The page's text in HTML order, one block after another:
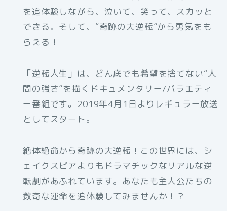
を追体験しながら、泣いて、笑って、スカッと
できる。そして、“奇跡の大逆転”から勇気をも
らえる！
「逆転人生」は、どん底でも希望を捨てない“人
間の強さ”を描くドキュメンタリー/バラエティ
ー番組です。2019年4月1日よりレギュラー放送
としてスタート。
絶体絶命から奇跡の大逆転！この世界には、シ
ェイクスピアよりもドラマチックなリアルな逆
転劇があふれています。あなたも主人公たちの
数奇な運命を追体験してみませんか！？